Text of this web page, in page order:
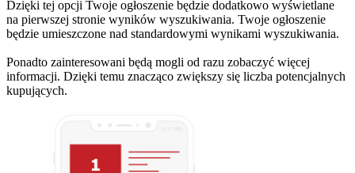
Dzięki tej opcji Twoje ogłoszenie będzie dodatkowo wyświetlane
na pierwszej stronie wyników wyszukiwania. Twoje ogłoszenie
będzie umieszczone nad standardowymi wynikami wyszukiwania.
Ponadto zainteresowani będą mogli od razu zobaczyć więcej
informacji. Dzięki temu znacząco zwiększy się liczba potencjalnych
kupujących.